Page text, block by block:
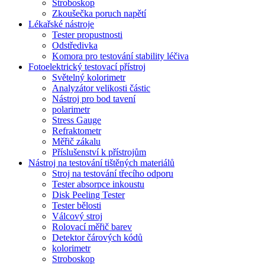
Stroboskop
Zkoušečka poruch napětí
Lékařské nástroje
Tester propustnosti
Odstředivka
Komora pro testování stability léčiva
Fotoelektrický testovací přístroj
Světelný kolorimetr
Analyzátor velikosti částic
Nástroj pro bod tavení
polarimetr
Stress Gauge
Refraktometr
Měřič zákalu
Příslušenství k přístrojům
Nástroj na testování tištěných materiálů
Stroj na testování třecího odporu
Tester absorpce inkoustu
Disk Peeling Tester
Tester bělosti
Válcový stroj
Rolovací měřič barev
Detektor čárových kódů
kolorimetr
Stroboskop